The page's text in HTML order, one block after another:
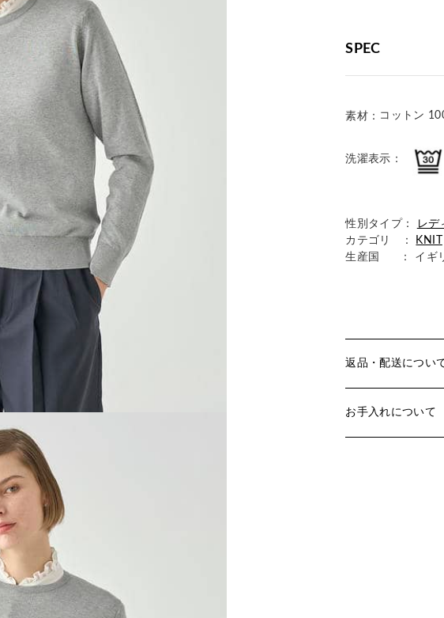
SPEC
素材： コットン
洗濯表示：
性別タイプ：
レデ
カテゴリ ：
KNIT
生産国
： イギ
返品・配送につい
お手入れについて